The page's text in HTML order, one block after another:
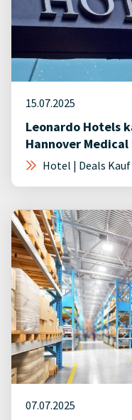
15.07.2025
Leonardo Hotels
Hannover Medical
Hotel | Deals Kauf
07.07.2025